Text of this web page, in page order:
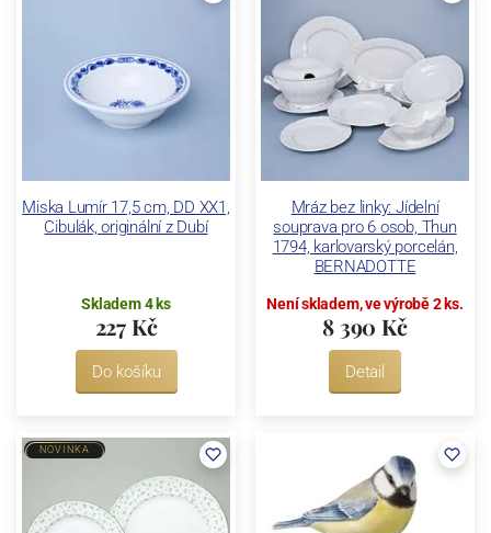
Miska Lumír 17,5 cm, DD XX1,
Cibulák, originální z Dubí
Skladem 4 ks
227 Kč
Do košíku
Mráz bez linky: Jídelní
souprava pro 6 osob, Thun
1794, karlovarský porcelán,
BERNADOTTE
Není skladem, ve výrobě 2 ks.
8 390 Kč
Detail
NOVINKA